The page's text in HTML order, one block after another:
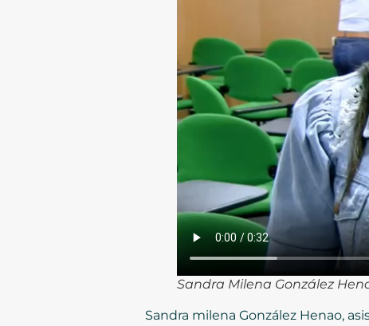
Sandra Milena González
Sandra milena González Henao,